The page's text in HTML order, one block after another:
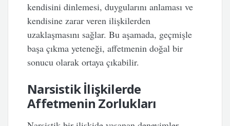
kendisini dinlemesi, duygularını anlaması ve
kendisine zarar veren ilişkilerden
uzaklaşmasını sağlar. Bu aşamada, geçmişle
başa çıkma yeteneği, affetmenin doğal bir
sonucu olarak ortaya çıkabilir.
Narsistik İlişkilerde
Affetmenin Zorlukları